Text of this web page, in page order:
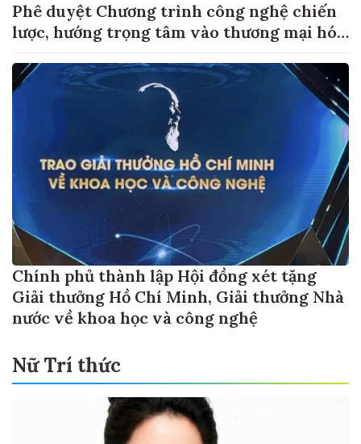
Phê duyệt Chương trình công nghệ chiến
lược, hướng trọng tâm vào thương mại hóa
Chính phủ thành lập Hội đồng xét tặng
Giải thưởng Hồ Chí Minh, Giải thưởng Nhà
nước về khoa học và công nghệ
Nữ Trí thức